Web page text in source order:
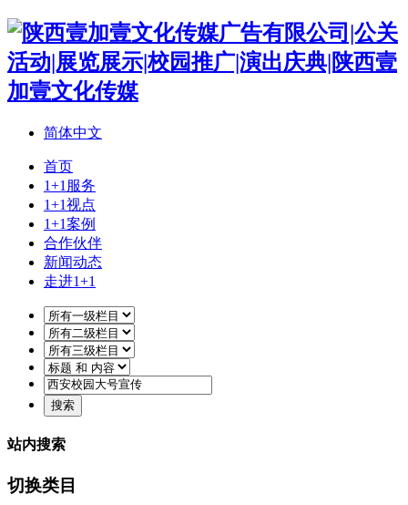
简体中文
首页
1+1服务
1+1视点
1+1案例
合作伙伴
新闻动态
走进1+1
站内搜索
切换类目